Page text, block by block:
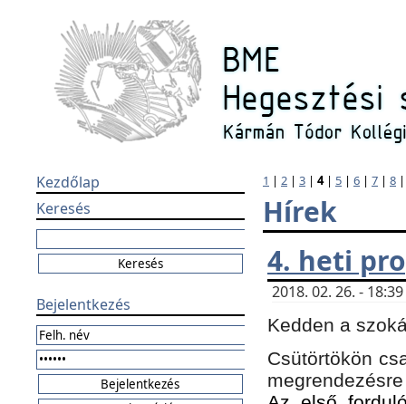
Kezdőlap
Keresés
Bejelentkezés
1 | 2 | 3 | 4| 5 | 6 | 7 | 8
Hírek
4. heti
2018. 02. 26. -
Kedden a
Csütörtökön